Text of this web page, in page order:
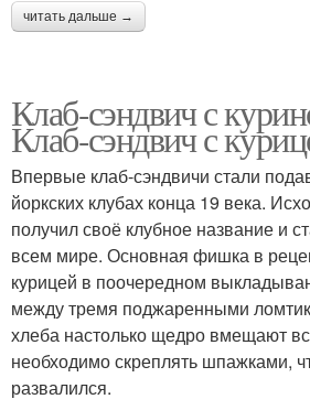
читать дальше →
Клаб-сэндвич с
Клаб-сэндвич с
Впервые клаб-сэндвичи стали
йоркских клубах конца 19 века.
получил своё клубное название и
всем мире. Основная фишка в
курицей в поочередном
между тремя поджаренными
хлеба настолько щедро вмещают
необходимо скреплять шпажками,
развалился.